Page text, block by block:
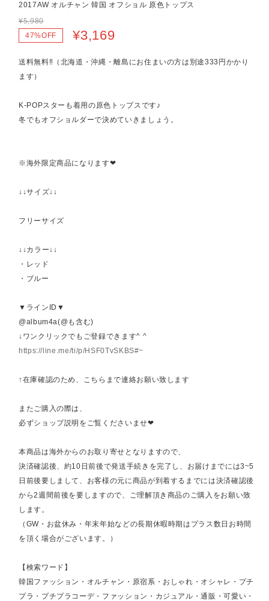
2017AW オルチャン 韓国 オフショル 原色トップス
¥5,980
47%OFF
¥3,169
送料無料‼（北海道・沖縄・離島にお住まいの方は別途333円かかり
ます）
K-POPスターも着用の原色トップスです♪
冬でもオフショルダーで決めていきましょう。
※海外限定商品になります❤︎
↓↓サイズ↓↓
フリーサイズ
↓↓カラー↓↓
・レッド
・ブルー
▼ラインID▼
@album4a(@も含む)
↓ワンクリックでもご登録できます^ ^
https://line.me/ti/p/HSF0TvSKBS#~
↑在庫確認のため、こちらまで連絡お願い致します
またご購入の際は、
必ずショップ説明をご覧くださいませ❤︎
本商品は海外からのお取り寄せとなりますので、
決済確認後、約10日前後で発送手続きを完了し、お届けまでには3~5
日前後要しまして、お客様の元に商品が到着するまでには決済確認後
から2週間前後を要しますので、ご理解頂き商品のご購入をお願い致
します。
（GW・お盆休み・年末年始などの長期休暇時期はプラス数日お時間
を頂く場合がございます。）
【検索ワード】
韓国ファッション・オルチャン・原宿系・おしゃれ・オシャレ・プチ
プラ・プチプラコーデ・ファッション・カジュアル・通販・可愛い・